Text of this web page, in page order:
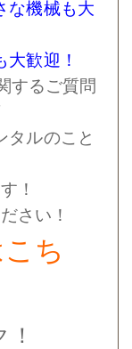
な機械も大
歓迎！
するご質問
タルのこと
！
さい！
ち